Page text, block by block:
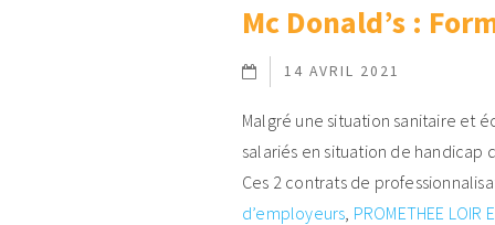
Mc Donald’s :
14 AVRIL 2021
Malgré une situation sanitaire et
salariés en situation de
Ces 2 contrats de
d’employeurs PROMETHEE LOIR